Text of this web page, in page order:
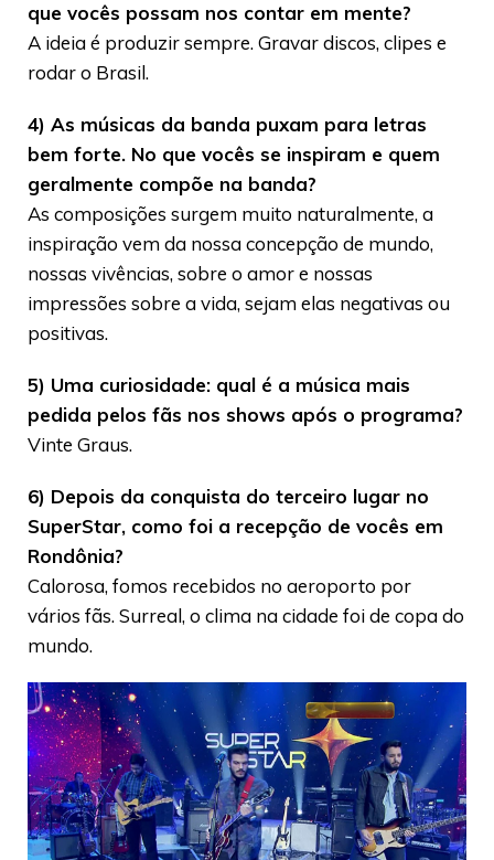
que vocês possam nos contar em mente?
A ideia é produzir sempre. Gravar discos, clipes e
rodar o Brasil.
4) As músicas da banda puxam para letras
bem forte. No que vocês se inspiram e quem
geralmente compõe na banda?
As composições surgem muito naturalmente, a
inspiração vem da nossa concepção de mundo,
nossas vivências, sobre o amor e nossas
impressões sobre a vida, sejam elas negativas ou
positivas.
5) Uma curiosidade: qual é a música mais
pedida pelos fãs nos shows após o programa?
Vinte Graus.
6) Depois da conquista do terceiro lugar no
SuperStar, como foi a recepção de vocês em
Rondônia?
Calorosa, fomos recebidos no aeroporto por
vários fãs. Surreal, o clima na cidade foi de copa do
mundo.